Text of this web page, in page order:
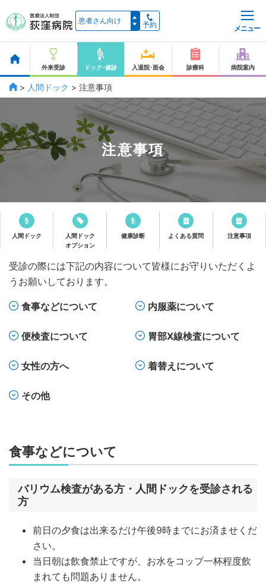
予約 メニュー
外来受診 ドック･健診 入退院･面会 診療科 病院案内
> 人間ドック > 注意事項
注意事項
人間ドック
人間ドック
オプション
健康診断 よくある質問 注意事項
受診の際には下記の内容について皆様にお守りいただくよ
うお願いしております。
食事などについて 内服薬について
便検査について 胃部X線検査について
女性の方へ 着替えについて
その他
食事などについて
バリウム検査がある方・人間ドックを受診される
方
前日の夕食は出来るだけ午後9時までにお済ませくだ
さい。
当日朝は飲食禁止ですが、お水をコップ一杯程度飲
まれても問題ありません。